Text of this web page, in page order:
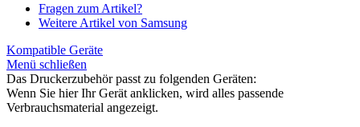
Fragen zum Artikel?
Weitere Artikel von Samsung
Kompatible Geräte
Menü schließen
Das Druckerzubehör passt zu folgenden Geräten:
Wenn Sie hier Ihr Gerät anklicken, wird alles passende
Verbrauchsmaterial angezeigt.